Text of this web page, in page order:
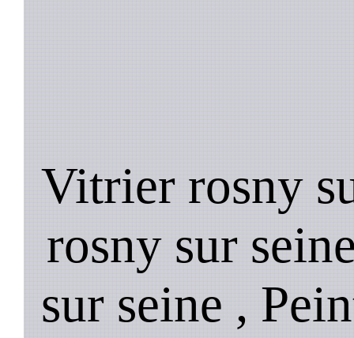
Vitrier rosny
rosny sur
sur seine ,